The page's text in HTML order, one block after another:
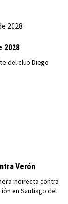
2028
del club Diego
Verón
indirecta contra
en Santiago del